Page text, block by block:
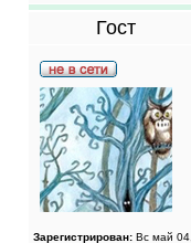
Гост
Зарегистрирован: Вс май 04,